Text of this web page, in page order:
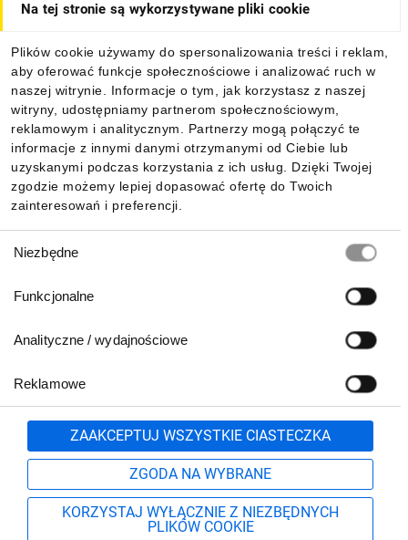
Na tej stronie są wykorzystywane pliki cookie
Plików cookie używamy do spersonalizowania treści i reklam,
aby oferować funkcje społecznościowe i analizować ruch w
naszej witrynie. Informacje o tym, jak korzystasz z naszej
witryny, udostępniamy partnerom społecznościowym,
reklamowym i analitycznym. Partnerzy mogą połączyć te
informacje z innymi danymi otrzymanymi od Ciebie lub
uzyskanymi podczas korzystania z ich usług. Dzięki Twojej
zgodzie możemy lepiej dopasować ofertę do Twoich
zainteresowań i preferencji.
zgody
Niezbędne
Funkcjonalne
Analityczne / wydajnościowe
Reklamowe
ZAAKCEPTUJ WSZYSTKIE CIASTECZKA
ZGODA NA WYBRANE
KORZYSTAJ WYŁĄCZNIE Z NIEZBĘDNYCH
PLIKÓW COOKIE
Informacje
Pobierz naszą aplikację mobilną:
801 500 700 lub
71 37 61 600
Formularz kontaktowy